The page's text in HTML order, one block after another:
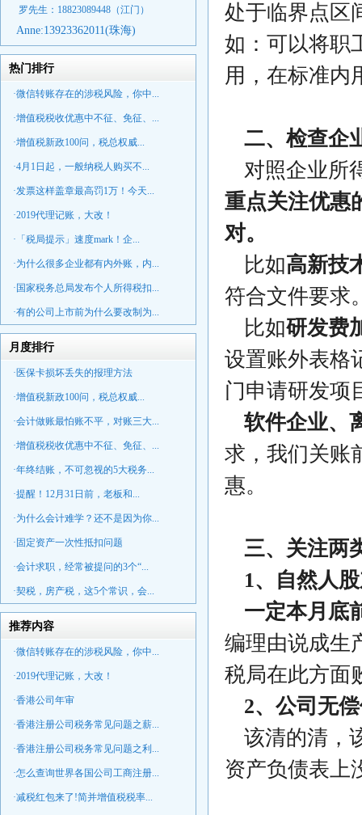
罗先生：18823089448 （江门）
Anne:13923362011(珠海)
热门排行
·微信转账存在的涉税风险，你中...
·增值税税收优惠中不征、免征、...
·增值税新政100问，税总权威...
·4月1日起，一般纳税人购买不...
·发票这样盖章最高罚1万！今天...
·2019代理记账，大改！
·「税局提示」速度mark！企...
·为什么很多企业都有内外账，内...
·国家税务总局发布个人所得税扣...
·有的公司上市前为什么要改制为...
月度排行
·医保卡损坏丢失的报理方法
·增值税新政100问，税总权威...
·会计做账最怕账不平，对账三大...
·增值税税收优惠中不征、免征、...
·年终结账，不可忽视的5大税务...
·提醒！12月31日前，老板和...
·为什么会计难学？还不是因为你...
·固定资产一次性抵扣问题
·会计求职，经常被提问的3个“...
·契税，房产税，这5个常识，会...
推荐内容
·微信转账存在的涉税风险，你中...
·2019代理记账，大改！
·香港公司年审
·香港注册公司税务常见问题之薪...
·香港注册公司税务常见问题之利...
·怎么查询世界各国公司工商注册...
·减税红包来了!简并增值税税率...
处于临界点区
如：可以将职
用，在标准内
二、检查企
对照企业所
重点关注优惠
对。
比如高新技
符合文件要求
比如研发费
设置账外表格
门申请研发项
软件企业、
求，我们关账
惠。
三、关注两
1、自然人
一定本月底
编理由说成生
税局在此方面
2、公司无
该清的清，
资产负债表上